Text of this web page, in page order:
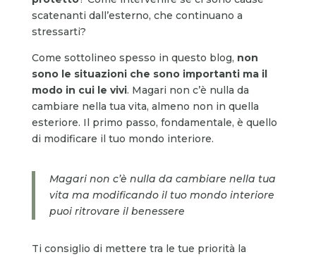
scatenanti dall’esterno, che continuano a
stressarti?
Come sottolineo spesso in questo blog, non
sono le situazioni che sono importanti ma il
modo in cui le vivi. Magari non c’è nulla da
cambiare nella tua vita, almeno non in quella
esteriore. Il primo passo, fondamentale, è quello
di modificare il tuo mondo interiore.
Magari non c’è nulla da cambiare nella tua
vita ma modificando il tuo mondo interiore
puoi ritrovare il benessere
Ti consiglio di mettere tra le tue priorità la